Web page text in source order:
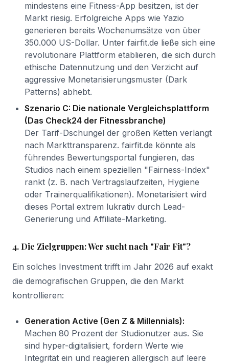
mindestens eine Fitness-App besitzen, ist der
Markt riesig. Erfolgreiche Apps wie Yazio
generieren bereits Wochenumsätze von über
350.000 US-Dollar. Unter fairfit.de ließe sich eine
revolutionäre Plattform etablieren, die sich durch
ethische Datennutzung und den Verzicht auf
aggressive Monetarisierungsmuster (Dark
Patterns) abhebt.
Szenario C: Die nationale Vergleichsplattform
(Das Check24 der Fitnessbranche)
Der Tarif-Dschungel der großen Ketten verlangt
nach Markttransparenz. fairfit.de könnte als
führendes Bewertungsportal fungieren, das
Studios nach einem speziellen "Fairness-Index"
rankt (z. B. nach Vertragslaufzeiten, Hygiene
oder Trainerqualifikationen). Monetarisiert wird
dieses Portal extrem lukrativ durch Lead-
Generierung und Affiliate-Marketing.
4. Die Zielgruppen: Wer sucht nach "Fair Fit"?
Ein solches Investment trifft im Jahr 2026 auf exakt
die demografischen Gruppen, die den Markt
kontrollieren:
Generation Active (Gen Z & Millennials):
Machen 80 Prozent der Studionutzer aus. Sie
sind hyper-digitalisiert, fordern Werte wie
Integrität ein und reagieren allergisch auf leere